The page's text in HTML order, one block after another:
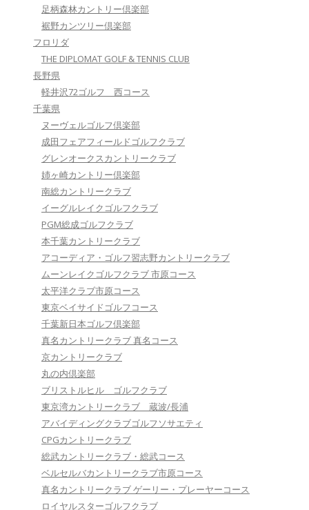
足柄森林カントリー倶楽部
裾野カンツリー倶楽部
フロリダ
THE DIPLOMAT GOLF & TENNIS CLUB
長野県
軽井沢72ゴルフ 西コース
千葉県
ヌーヴェルゴルフ倶楽部
成田フェアフィールドゴルフクラブ
グレンオークスカントリークラブ
姉ヶ崎カントリー倶楽部
南総カントリークラブ
イーグルレイクゴルフクラブ
PGM総成ゴルフクラブ
本千葉カントリークラブ
アコーディア・ゴルフ習志野カントリークラブ
ムーンレイクゴルフクラブ 市原コース
太平洋クラブ市原コース
東京ベイサイドゴルフコース
千葉新日本ゴルフ倶楽部
真名カントリークラブ 真名コース
京カントリークラブ
丸の内倶楽部
ブリストルヒル ゴルフクラブ
東京湾カントリークラブ 蔵波/長浦
アバイディングクラブゴルフソサエティ
CPGカントリークラブ
総武カントリークラブ・総武コース
ベルセルバカントリークラブ市原コース
真名カントリークラブ ゲーリー・プレーヤーコース
ロイヤルスターゴルフクラブ